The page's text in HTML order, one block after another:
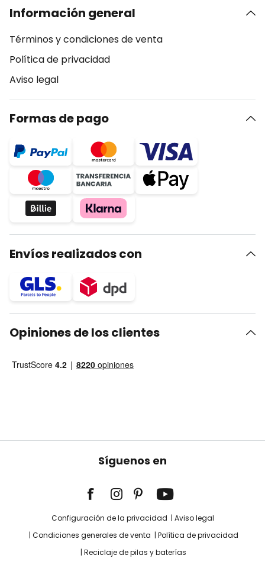
Información general
Términos y condiciones de venta
Política de privacidad
Aviso legal
Formas de pago
Envíos realizados con
Opiniones de los clientes
Síguenos en
Configuración de la privacidad
Aviso legal
Condiciones generales de venta
Política de privacidad
Reciclaje de pilas y baterías